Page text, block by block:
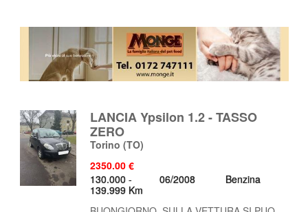
LANCIA Ypsilon 1.2 - TASSO
ZERO
Torino (TO)
2350.00 €
130.000 -
139.999 Km
06/2008 Benzina